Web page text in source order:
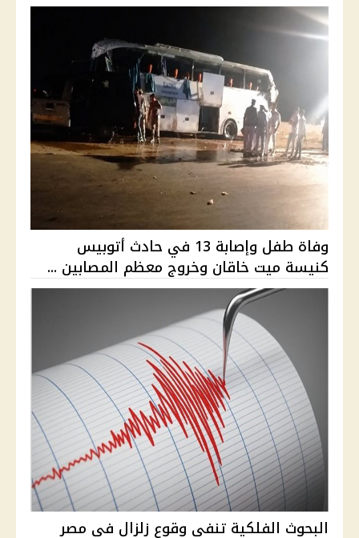
وفاة طفل وإصابة 13 في حادث أتوبيس
كنيسة ميت خاقان وخروج معظم المصابين ...
البحوث الفلكية تنفي وقوع زلزال في مصر